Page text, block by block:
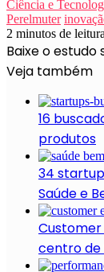
Ciência e
Perelmuter
2 minutos de leitura
Baixe o
Veja também
16
produtos
34
Saúde e
centro de